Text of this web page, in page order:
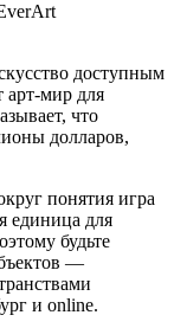
доступным
арт-мир для
что
долларов,
понятия игра
единица для
будьте
—
и online.